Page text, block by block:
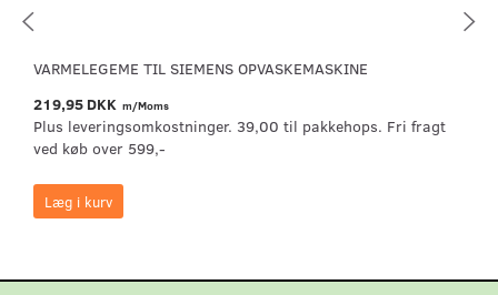
VARMELEGEME TIL SIEMENS OPVASKEMASKINE
219,95 DKK m/Moms
Plus leveringsomkostninger. 39,00 til pakkehops. Fri fragt
ved køb over 599,-
Læg i kurv